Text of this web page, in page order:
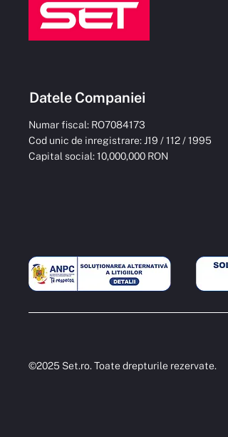
Datele Companiei
Numar fiscal: RO7084173
Cod unic de inregistrare: J19 / 112 / 1995
Capital social: 10,000,000 RON
©2025 Set.ro. Toate drepturile rezervate.